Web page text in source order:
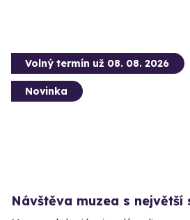
Volný termín už 08. 08. 2026
Novinka
Návštěva muzea s největší